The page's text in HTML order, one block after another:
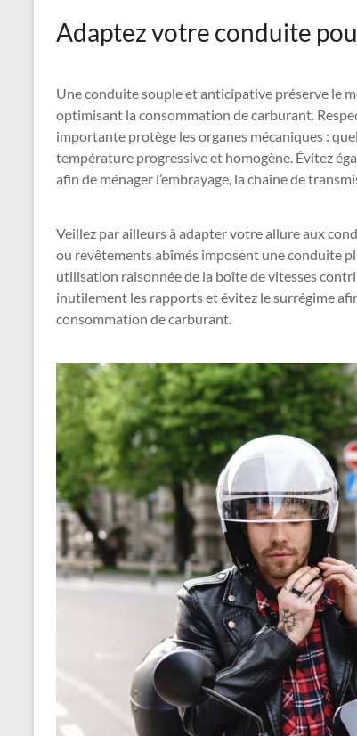
Adaptez votre conduite
Une conduite souple et anticipative préserve le
optimisant la consommation de carburant.
importante protège les organes mécaniques :
température progressive et homogène. Évitez
afin de ménager l’embrayage, la chaîne de
Veillez par ailleurs à adapter votre allure aux
ou revêtements abîmés imposent une conduite
utilisation raisonnée de la boîte de vitesses
inutilement les rapports et évitez le surrégime
consommation de carburant.